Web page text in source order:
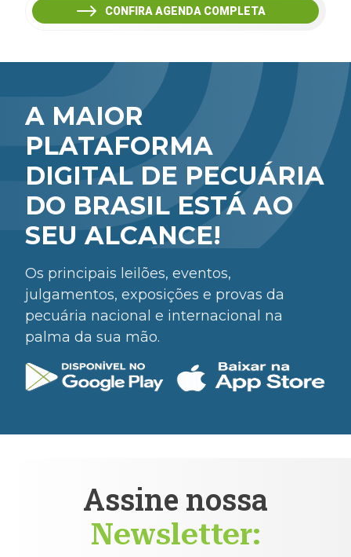
CONFIRA AGENDA COMPLETA
A MAIOR
PLATAFORMA
DIGITAL DE PECUÁRIA
DO BRASIL ESTÁ AO
SEU ALCANCE!
Os principais leilões, eventos,
julgamentos, exposições e provas da
pecuária nacional e internacional na
palma da sua mão.
Assine nossa
Newsletter: